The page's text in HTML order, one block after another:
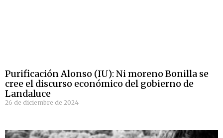
Purificación Alonso (IU): Ni moreno Bonilla se
cree el discurso económico del gobierno de
Landaluce
26 de diciembre de 2024